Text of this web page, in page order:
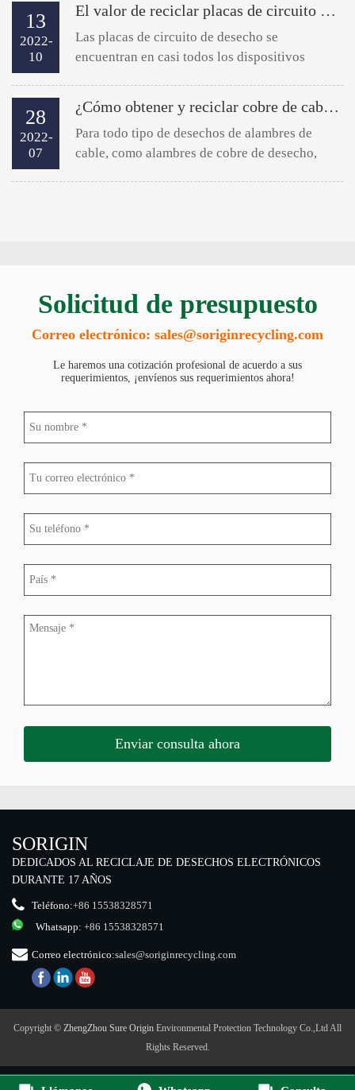
environmental prote...
13
2022-
10
El valor de reciclar placas de circuito de desecho
Las placas de circuito de desecho se
encuentran en casi todos los dispositivos
impresoras, electrodom...
28
2022-
07
¿Cómo obtener y reciclar cobre de cables de desecho?
Para todo tipo de desechos de alambres de
cable, como alambres de cobre de desecho,
Solicitud de presupuesto
Correo electrónico: sales@soriginrecycling.com
Le haremos una cotización profesional de acuerdo a sus
requerimientos, ¡envíenos sus requerimientos ahora!
SORIGIN
DEDICADOS AL RECICLAJE DE DESECHOS ELECTRÓNICOS
DURANTE 17 AÑOS
Teléfono:+86 15538328571
Whatsapp: +86 15538328571
Correo electrónico:sales@soriginrecycling.com
Copyright © ZhengZhou Sure Origin Environmental Protection Technology Co.,Ltd All
Rights Reserved.